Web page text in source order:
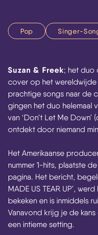
Pop Singer-
Suzan & Freek; het duo
cover op het
prachtige songs naar de
gingen het duo helemaal
van ‘Don’t Let Me Down’
ontdekt door niemand
Het Amerikaanse
nummer 1-hits, plaatste
pagina. Het bericht,
MADE US TEAR UP’,
bekeken en is inmiddels
Vanavond krijg je de
een intieme setting.